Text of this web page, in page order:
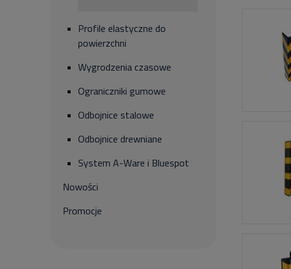
Profile elastyczne do
powierzchni
Wygrodzenia czasowe
Ograniczniki gumowe
Odbojnice stalowe
Odbojnice drewniane
System A-Ware i Bluespot
Nowości
Promocje